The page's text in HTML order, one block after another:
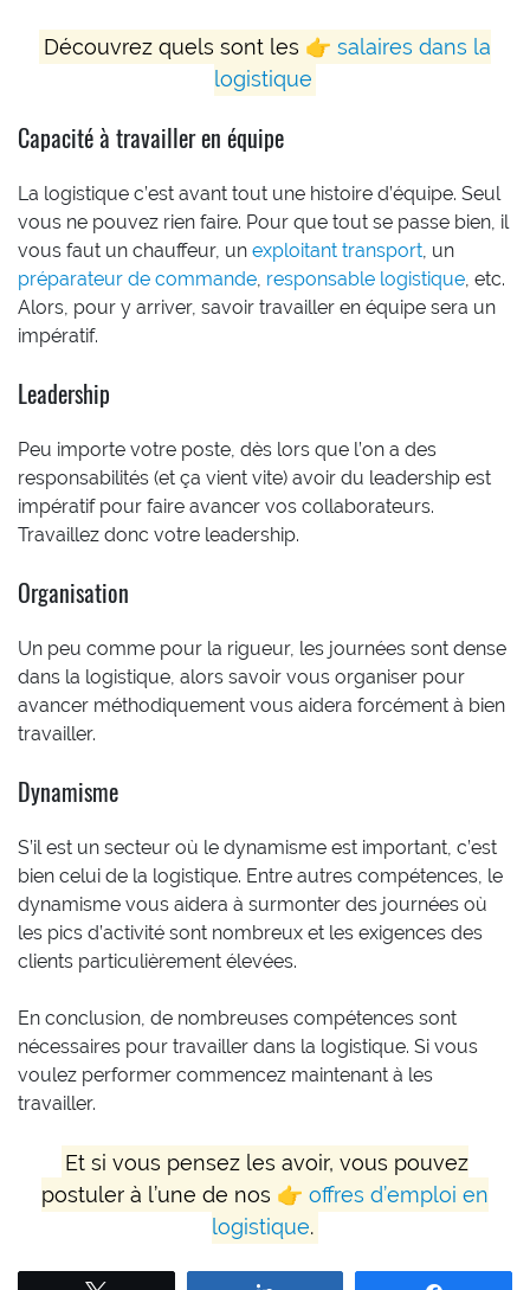
Découvrez quels sont les 👉 salaires dans la
logistique
Capacité à travailler en équipe
La logistique c’est avant tout une histoire d’équipe. Seul
vous ne pouvez rien faire. Pour que tout se passe bien, il
vous faut un chauffeur, un exploitant transport, un
préparateur de commande, responsable logistique, etc.
Alors, pour y arriver, savoir travailler en équipe sera un
impératif.
Leadership
Peu importe votre poste, dès lors que l’on a des
responsabilités (et ça vient vite) avoir du leadership est
impératif pour faire avancer vos collaborateurs.
Travaillez donc votre leadership.
Organisation
Un peu comme pour la rigueur, les journées sont dense
dans la logistique, alors savoir vous organiser pour
avancer méthodiquement vous aidera forcément à bien
travailler.
Dynamisme
S’il est un secteur où le dynamisme est important, c’est
bien celui de la logistique. Entre autres compétences, le
dynamisme vous aidera à surmonter des journées où
les pics d’activité sont nombreux et les exigences des
clients particulièrement élevées.
En conclusion, de nombreuses compétences sont
nécessaires pour travailler dans la logistique. Si vous
voulez performer commencez maintenant à les
travailler.
Et si vous pensez les avoir, vous pouvez
postuler à l’une de nos 👉 offres d’emploi en
logistique.